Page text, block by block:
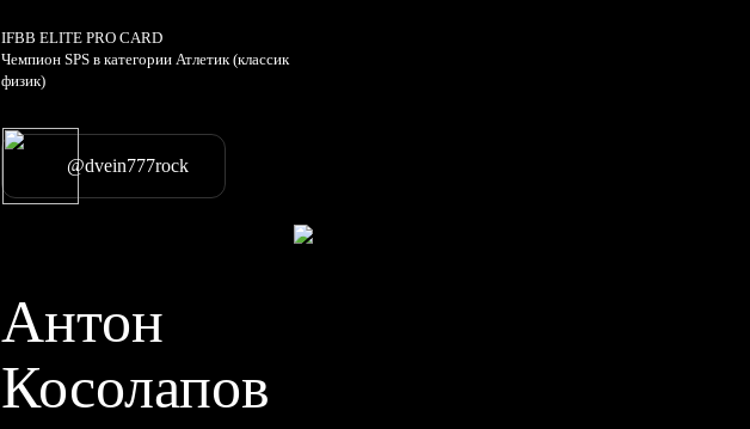
IFBB ELITE PRO CARD
Чемпион SPS в категории Атлетик (классик
физик)
@dvein777rock
Антон
Косолапов